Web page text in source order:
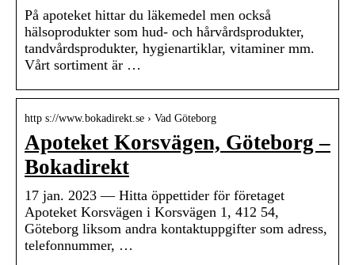
På apoteket hittar du läkemedel men också
hälsoprodukter som hud- och hårvårdsprodukter,
tandvårdsprodukter, hygienartiklar, vitaminer mm.
Vårt sortiment är …
http s://www.bokadirekt.se › Vad Göteborg
Apoteket Korsvägen, Göteborg –
Bokadirekt
17 jan. 2023 — Hitta öppettider för företaget
Apoteket Korsvägen i Korsvägen 1, 412 54,
Göteborg liksom andra kontaktuppgifter som adress,
telefonnummer, …